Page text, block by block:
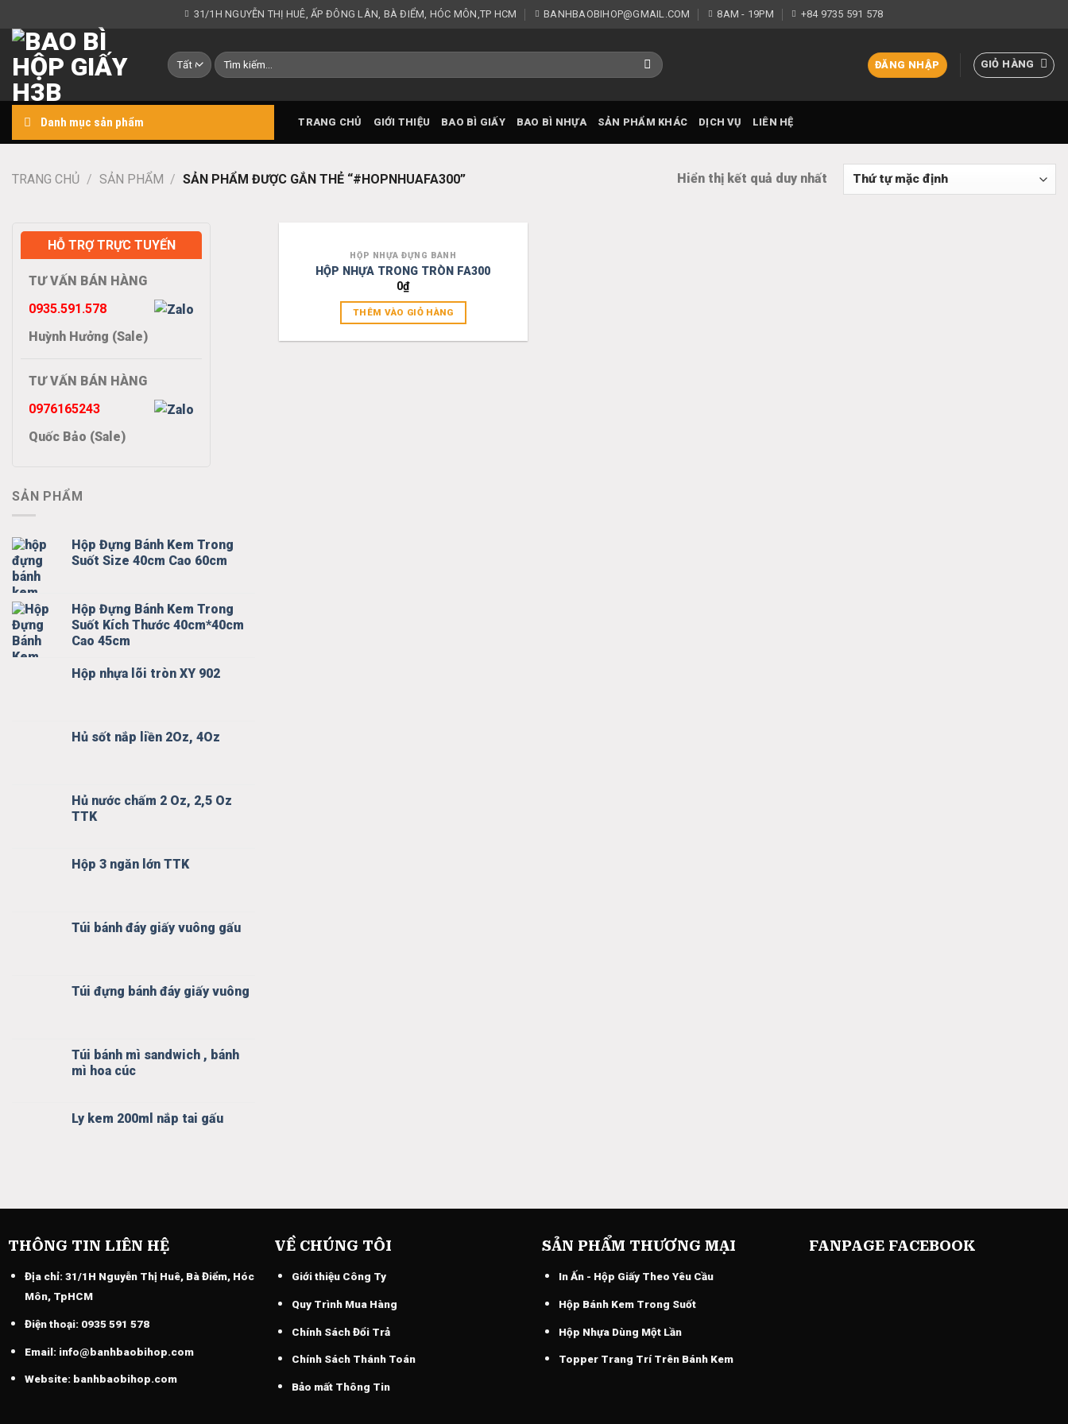
đến
dung
31/1H NGUYỄN THỊ HUÊ, ẤP ĐÔNG LÂN, BÀ ĐIỂM, HÓC MÔN,TP HCM BANHBAOBIHOP@GMAIL.COM 8AM - 19PM +84 9735 591 578
Tìm
kiếm:
ĐĂNG NHẬP GIỎ HÀNG
Danh mục sản phẩm TRANG CHỦ GIỚI THIỆU BAO BÌ GIẤY BAO BÌ NHỰA SẢN PHẨM KHÁC DỊCH VỤ LIÊN HỆ
TRANG CHỦ / SẢN PHẨM / SẢN PHẨM ĐƯỢC GẮN THẺ “#HOPNHUAFA300” Hiển thị kết quả duy nhất
HỖ TRỢ TRỰC TUYẾN
TƯ VẤN BÁN HÀNG
0935.591.578
Huỳnh Hưởng (Sale)
TƯ VẤN BÁN HÀNG
0976165243
Quốc Bảo (Sale)
SẢN PHẨM
Hộp Đựng Bánh Kem Trong
Suốt Size 40cm Cao 60cm
Hộp Đựng Bánh Kem Trong
Suốt Kích Thước 40cm*40cm
Cao 45cm
Hộp nhựa lõi tròn XY 902
Hủ sốt nắp liền 2Oz, 4Oz
Hủ nước chấm 2 Oz, 2,5 Oz
TTK
Hộp 3 ngăn lớn TTK
Túi bánh đáy giấy vuông gấu
Túi đựng bánh đáy giấy vuông
Túi bánh mì sandwich , bánh
mì hoa cúc
Ly kem 200ml nắp tai gấu
Add to
wishlist
HỘP NHỰA ĐỰNG BÁNH
HỘP NHỰA TRONG TRÒN FA300
0₫
THÊM VÀO GIỎ HÀNG
THÔNG TIN LIÊN HỆ
Địa chỉ:31/1H Nguyễn Thị Huê, Bà Điểm, Hóc
Môn, TpHCM
Điện thoại:0935 591 578
Email:info@banhbaobihop.com
Website:banhbaobihop.com
VỀ CHÚNG TÔI
Giới thiệu Công Ty
Quy Trình Mua Hàng
Chính Sách Đổi Trả
Chính Sách Thánh Toán
Bảo mất Thông Tin
SẢN PHẨM THƯƠNG MẠI
In Ấn - Hộp Giấy Theo Yêu Cầu
Hộp Bánh Kem Trong Suốt
Hộp Nhựa Dùng Một Lần
Topper Trang Trí Trên Bánh Kem
FANPAGE FACEBOOK